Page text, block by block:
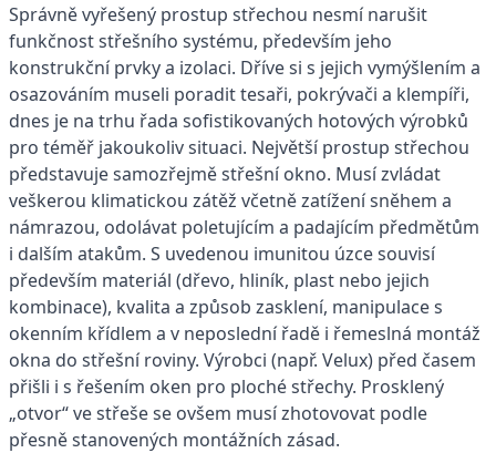
Správně vyřešený prostup střechou nesmí narušit
funkčnost střešního systému, především jeho
konstrukční prvky a izolaci. Dříve si s jejich vymýšlením a
osazováním museli poradit tesaři, pokrývači a klempíři,
dnes je na trhu řada sofistikovaných hotových výrobků
pro téměř jakoukoliv situaci. Největší prostup střechou
představuje samozřejmě střešní okno. Musí zvládat
veškerou klimatickou zátěž včetně zatížení sněhem a
námrazou, odolávat poletujícím a padajícím předmětům
i dalším atakům. S uvedenou imunitou úzce souvisí
především materiál (dřevo, hliník, plast nebo jejich
kombinace), kvalita a způsob zasklení, manipulace s
okenním křídlem a v neposlední řadě i řemeslná montáž
okna do střešní roviny. Výrobci (např. Velux) před časem
přišli i s řešením oken pro ploché střechy. Prosklený
„otvor“ ve střeše se ovšem musí zhotovovat podle
přesně stanovených montážních zásad.